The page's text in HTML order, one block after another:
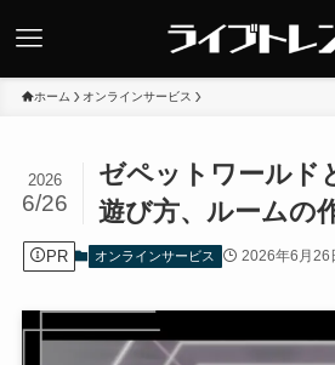
ホーム オンラインサービス
ゼペットワールド
遊び方、ルームの
2026
6/26
PR オンラインサービス 2026年6月26